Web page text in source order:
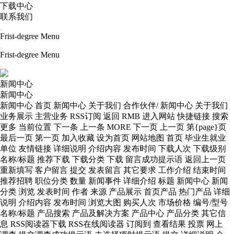
下载中心
联系我们
Frist-degree Menu
Frist-degree Menu
新闻中心
新闻中心
新闻中心 首页 新闻中心 关于我们 合作伙伴/ 新闻中心 关于我们 业务展示 主营业务 RSS订阅 返回 RMB 进入网站 快捷链接 搜索 更多 当前位置 下一条 上一条 MORE 下一页 上一页 第{page}页 最后一页 第一页 加入收藏 设为首页 网站地图 首页 毕业生就业单位 友情链接 详细说明 介绍内容 发布时间 下载人次 下载级别 名称/标题 推荐下载 下载分类 下载 留言成功提示语 返回上一页 重新填写 客户留言 提交 发表留言 其它要求 工作介绍 结束时间 推荐招聘 职位分类 数量 新闻事件 详细介绍 标题 新闻中心 新闻分类 浏览 发表时间 作者 来源 产品展示 首页产品 热门产品 详细说明 介绍内容 发布时间 浏览大图 购买人次 市场价格 编号/型号 名称/标题 产品搜索 产品及解决方案 产品中心 产品分类 其它信息 RSS阅读器下载 RSS在线阅读器 订阅到 查看结果 投票 网上调查 提交调查成功提示语 未选择项时提示语 提交 详细说明 介绍内容 观看人次 发布时间 发布作者 资源出自 名称/标题 在线观看 推荐视频 视频分类 所有新闻 <div class="footer_title"><h3>产品系列</h3></div><div class="footer_left_list"><ul><li class=""><a href="/default.aspx?pageid=2&sortid=47">风机电机</a></li><li class=""><a href="/default.aspx?pageid=2&sortid=251">饲喂料线电机</a></li><li class=""><a href="/default.aspx?pageid=2&sortid=252">刮粪电机</a></li><li class=""><a href="/default.aspx?pageid=2&sortid=227">输送电机</a></li><li class=""><a href="/default.aspx?pageid=2&sortid=253">集蛋机电机</a></li><li class=""><a href="/default.aspx?pageid=2&sortid=254">增氧机电机</a></li><li class=""><a href="/default.aspx?pageid=2&sortid=243">电机控制器</a></li><li class=""><a href="/default.aspx?pageid=106">解决方案</a></li></ul></div> <ul><li class=""><a href="#">底部菜单</a></li><li class=""><a href="#">底部菜单</a></li><li class=""><a href="#">底部菜单</a></li><li class=""><a href="#">底部菜单</a></li><li class=""><a href="#">底部菜单</a></li><li class=""><a href="#">底部菜单</a></li></ul> <div class="lan"><a href="/cn">中文版</a><a href="/en">English</a></div> <div class="share"><ul><li class="linkedin"><img src="/upload/ueditor/image/20241224/17350235744802610.gif" height="100" width="100"/></li></ul></div> <ul><li class=""><div class="item item-product wow fadeInUpBig"><strong>产品</strong><p><a>高性能钕铁硼稀土永磁电机，数字化特性，创新技术，针对性研发,助力农业设施节能减排、降本增效，向智能化升级转型。</a></p><a class="more" href="https://www.xmctid.com/default.aspx?pageid=2">了解更多+</a></div></li><li class=""><div class="item item-quality wow fadeInUpBig"><strong>质量</strong><p><a>公司拥有完整科学的质量管理体系，拥有现代化的管理理念，众志成城为保质量。</a></p><a class="more" href="https://www.xmctid.com/default.aspx?pageid=99">了解更多+</a></div></li><li class=""><div class="item item-service wow fadeInUpBig"><strong>服务</strong><p><a>公司以“严格的管理，质量与世界同步；精心的制造，创新和领导，追求客户满意”为宗旨，为广大客户提供优质服务。</a></p><a class="more" href="https://www.xmctid.com/default.aspx?pageid=62">了解更多+</a></div></li></ul> <div class="index_vedio_pic"><h3 class="in-title">我们的产品优势</h3><div class="pic"><ul><li class=""><img src="/upload/ueditor/image/20220225/16457577899288740.png" style=""/></li><li class=""><img src="/upload/ueditor/image/20220225/16457577898167036.png" style=""/></li><li class=""><img src="/upload/ueditor/image/20220225/16457577897045332.png" style=""/></li><li class=""><img src="/upload/ueditor/image/20220225/16457577891971296.png" style=""/></li><li class=""><img src="/upload/ueditor/image/20220225/16457577899849592.png" style=""/></li></ul></div></div> <div class="index-vedio__con"> <h3 class="in-title"> 防水测试 </h3> <div class="index-vedio__box"> <video class="edui-upload-video vjs-default-skin video-js" controls="" preload="none" width="350" height="316" src="/upload/videos/2021122110462057.mp4" data-setup="{}" _autoplay="true" autoplay="autoplay" poster="/upload/videos/2021122110460925.png"> <source src="/upload/videos/2021122110462057.mp4" type="video/mp4"/> </video> </div> <div class="index-details"> <a href="/default.aspx?pageid=6" target="_self">...更多视频</a> </div> </div> <ul class="ul-imgtxt-01"><li class=""><div class="pic"><a href="/default.aspx?pageid=2&sortid=47"><div class="picbox"><img src="/upload/ueditor/image/20220602/16541537446207075.jpg"/></div><div class="textbox"><h3>智能稀土永磁风机电机系列：</h3><div class="pro-con"><p class="classTitle">专为畜牧智能负压风机提供驱动力的智能稀土永磁风机电机，可为畜禽带来更加舒适的生活环境，同时可有效地提升风机能效。采用直驱的连接方式，保证了负压风机运行的可靠。通过智能管理平台的二次决策，可进一步降低风机能耗，相较于传统风机，节能可超30%。</p></div></div></a></div></li><li class=""><div class="pic"><a href="/default.aspx?pageid=2&sortid=46"><div class="picbox"><img src="/upload/ueditor/image/20220602/16541537647237593.jpg"/></div><div class="textbox"><h3>智能稀土永磁饲喂电机系列：</h3><div class="pro-con"><p class="classTitle">为了提升生物安全性，减少畜禽应激反应和饲养成本等，智能稀土永磁饲喂电机可通过精准调速，实现精准饲喂。同时，在智能化的操持下，可实现无人值守的操作，确保畜禽的健康安全等。</p></div></div></a></div></li><li class=""><div class="pic"><a href="/default.aspx?pageid=2&sortid=227"><div class="picbox"><img src="/upload/ueditor/image/20220117/16423836822610837.jpg"/></div><div class="textbox"><h3>智能稀土永磁轨道搬运机电机系列：</h3><div class="pro-con"><p class="classTitle">专为解决用于运输畜禽、饲料和设备等轨道搬运机耗能大的问题，智能稀土永磁轨道搬运机电机具有高效节能的优势，可有效地提升运输周转次数。同时，其拥有定速巡航的能力，更可确保运输的稳定性。</p></div></div></a></div></li><div class="clear"></div></ul> <div class="woshou-pic"><img src="/upload/ueditor/image/20211209/16390173076326277.jpg"/></div> <div class="index-why__box"><h3 class="in-title">为什么选择势拓智动</h3><div class="index-why__text"><img class="why-pic01" src="/upload/ueditor/image/20211223/16402428317841841.jpg"/><img class="why-pic02" src="/upload/ueditor/image/20211224/16403320398632856.jpg"/>我国制定了碳达峰和碳中和远景目标，法律法规要求企业淘汰高能耗电机，采用节能环保电机。势拓智动稀土永磁电机是符合国家要求的高效、节能、环保的电机。母公司厦门钨业在材料领域的雄厚实力为我们提供了优质的新型原材料，保障了我们永续经营的资源渠道。厦门稀土永磁电机产业园成立的“智能装备研究院”为我们在永磁电机的技术创新上奠定了坚实的基础，并将继续为势拓智动提供强有力的技术支持。我们有一支专业的畜牧电机研发团队，是一家专门以解决畜牧行业所遇到的难题为目标的公司，我们一心一意做好畜牧电机。我们的电机不仅具有高效、节能、环保的明显优势，而且对潜在故障具有自我诊断能力，能够避免设备突然停运，大大降低了运营成本。我们的电机提供的运行数据可成为集约化养殖的数字底座，让智能化和精细化养殖成为现实。“以客户为中心”是我们一以贯之的经营理念，客户的需求就是我们努力的方向，我们积极支持客户定制，全力满足客户的个性化需求。</div></div> <div class="weixin_nr"><div class="arrow"></div><img src="/upload/ueditor/image/20211223/16402290886489149.jpg"/></div> <div class="footer-link"><p>集团链接：<a href="http://www.cxtc.com">厦门钨业股份有限公司</a><span>|</span><a href="http://www.centto.com.cn" target="_blank">厦门势拓稀土永磁电机产业园</a></p></div> <div class="contact-map"> <iframe class="ueditor_baidumap" src="/bd_ueditor/dialogs/map/show.html#center=118.057888,24.61541&zoom=13&width=800&height=400&markers=118.057888,24.61541&markerStyles=l,A" frameborder="0" width="800" height="400"></iframe> </div> <p style="white-space: normal; text-align: center;"><span style="font-size: 18px;">联系人：陈先生&nbsp; &nbsp; &nbsp; Tel：13215916909&nbsp; &nbsp; &nbsp;Email：chen.zhiming@cxtc.com&nbsp; &nbsp; &nbsp; </span><a href="https://www.xmrc.com.cn/net/info/showco.aspx?CompanyID=936677" target="_self" style="font-size: 18px; text-decoration: underline;"><span style="font-size: 18px;">社会招聘简历投递渠道-厦门人才网</span></a></p> <div class="footer_center_left"><div class="footer_title"><h3>联系我们</h3></div><div class="footer_center_left_list"><ul><li class="">电话：0592-3351333</li><li class="">邮箱：xmctid01@cxtc.com</li><li class="">微信：xmctidcom</li><li class="">地址：福建省厦门市集美区灌口镇金辉西路8号厦门势拓稀土永磁电机产业园6号楼三楼</li></ul></div></div><div class="footer_center_right"><div class="footer_title"><h3>官网二维码</h3></div><div><img src="/upload/ueditor/image/20241225/17351040961187421.png"/></div></div> <div class=" left-text"><div class="top"><h2>———— &nbsp;客户都在说</h2><div class="ceshi"><p><img src="http://picture.no3.mfdns.com/upload/cases/xysjx182/index/jisuanji.jpg"/><br/></p></div></div></div> <p class="welcome">欢迎反馈</p><h3 class="company-title">厦门势拓智动科技有限公司</h3><div class="fankui-font"><p>欢迎您来到厦门势拓智动科技有限公司网站，您想更多了解我们吗？您有什么问题与建议吗？请联系我们</p><p>电话：0592-3351333-8586</p><p>邮箱：xmctid01@cxtc.com</p><p>地址：厦门市集美区灌口镇金辉西路8-3号</p></div><div class="contact"><div class="phone"><p>联系我们，请拨打：</p><h1>0592-3351333-8586</h1></div><div class="more"><a href="/default.aspx?pageid=62" target="_self">更多+</a></div></div> <div class="index-about__con"><h3 class="in-title">公司简介</h3><div class="index-about-msg"><div class="about-pic"><img src="/upload/ueditor/image/20240419/17135013273208219.jpg"/></div><div class="about-text"><div class="text"><p>厦门势拓智动科技有限公司（以下简称“势拓智动）由厦门钨业股份有限公司投资成立，是一家集研发、制造、销售和服务于一体，专为畜牧养殖行业提供高品质稀土永磁电机的现代化企业。势拓智动位于总投资100亿元、占地1500亩的厦门势拓稀土永磁电机产业园内。建成后的产业园将成为千亿级电机产业集群。势拓智动秉承了先进的“产品开发管理理念 IPD”</p></div></div></div><div class="index-details"><a href="/default.aspx?pageid=66" target="_self">...更多信息</a></div></div> <div class="menu_56_banner p_banner"><div class="shade"><p class="wp">走进我们</p></div></div> <h3><span style="font-family: 宋体, SimSun;">在线留言</span></h3><p><span style="font-family: 宋体, SimSun;">我们收到您的咨询和反馈之后会及时回应您的反馈并解决各种问题。</span></p> <div class="menu_62_banner p_banner"> <div class="shade"> <p> 联系我们 </p> </div> </div> <div class="share-box"> <div class="share-text"> Share The Page </div> <ul class="share-wrapper"> <li class=""> <a href="https://www.facebook.com/sharer.php" target="_blank"><em class="iconfont icon-facebookfacebook51"></em></a> </li> <li class=""> <a href="https://twitter.com/intent/tweet" target="_blank"><em class="iconfont icon-twitter"></em></a> </li> <li class=""> <a href="https://www.linkedin.com/uas/login" target="_blank"><em class="iconfont icon-linkedin-fill"></em></a> </li> </ul> </div> <div id="productsview_statusid" class="xweb-ajaxmsg"></div> <div id="productsview_xweb-ajax-div" class="xweb-ajaxdiv">这里已调用系统的商品详细页模块,无需修改!</div> <script type="text/javascript" language="javascript"> var productsview_menuId=getthe_hrefvar("menuid"); var productsview_plusnmId=getthe_hrefvar("plusnmid"); var productsview_varIdVal=getthe_hrefvar("itemid"); var productsview_getHtmlFile="/ajax_asp/api_plus/products_view.asp"; productsview_getHtmlFile=productsview_getHtmlFile + "?menuid=" + productsview_menuId; productsview_getHtmlFile=productsview_getHtmlFile + "&plusnmid=" + productsview_plusnmId; productsview_getHtmlFile=productsview_getHtmlFile + "&itemid=" + productsview_varIdVal; showajax_div("productsview_statusid","productsview_xweb-ajax-div","xweb-ajaxdiv",productsview_getHtmlFile,0); </script> <script src="/templates/api_plus/jscript/jquery-1.2.6.pack.js" type="text/javascript" defer="defe